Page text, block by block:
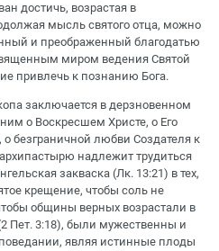
достичь, возрастая в
мысль святого отца, можно
и преображенный благодатью
миром ведения Святой
привлечь к познанию Бога.
заключается в дерзновенном
о Воскресшем Христе, о Его
безграничной любви Создателя к
надлежит трудиться
закваска (Лк. 13:21) в тех,
крещение, чтобы соль не
общины верных возрастали в
Пет. 3:18), были мужественны и
являя истинные плоды